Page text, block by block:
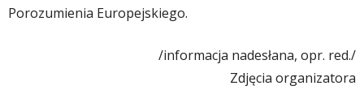
Porozumienia Europejskiego.
/informacja nadesłana, opr. red./
Zdjęcia organizatora